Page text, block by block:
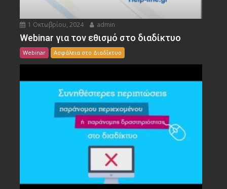
1 Οκτωβρίου, 2024 admin
Webinar για τον εθισμό στο διαδίκτυο
Webinar Ασφάλεια στο Διαδίκτυο